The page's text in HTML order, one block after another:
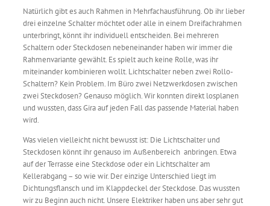
Natürlich gibt es auch Rahmen in Mehrfachausführung. Ob ihr lieber
drei einzelne Schalter möchtet oder alle in einem Dreifachrahmen
unterbringt, könnt ihr individuell entscheiden. Bei mehreren
Schaltern oder Steckdosen nebeneinander haben wir immer die
Rahmenvariante gewählt. Es spielt auch keine Rolle, was ihr
miteinander kombinieren wollt. Lichtschalter neben zwei Rollo-
Schaltern? Kein Problem. Im Büro zwei Netzwerkdosen zwischen
zwei Steckdosen? Genauso möglich. Wir konnten direkt losplanen
und wussten, dass Gira auf jeden Fall das passende Material haben
wird.
Was vielen vielleicht nicht bewusst ist: Die Lichtschalter und
Steckdosen könnt ihr genauso im Außenbereich anbringen. Etwa
auf der Terrasse eine Steckdose oder ein Lichtschalter am
Kellerabgang – so wie wir. Der einzige Unterschied liegt im
Dichtungsflansch und im Klappdeckel der Steckdose. Das wussten
wir zu Beginn auch nicht. Unsere Elektriker haben uns aber sehr gut